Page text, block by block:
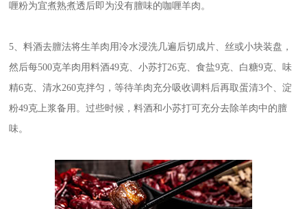
喱粉为宜煮熟煮透后即为没有膻味的咖喱羊肉。
5、料酒去膻法将生羊肉用冷水浸洗几遍后切成片、丝或小块装盘，
然后每500克羊肉用料酒49克、小苏打26克、食盐9克、白糖9克、味
精6克、清水260克拌匀，等待羊肉充分吸收调料后再取蛋清3个、淀
粉49克上浆备用。过些时候，料酒和小苏打可充分去除羊肉中的膻
味。